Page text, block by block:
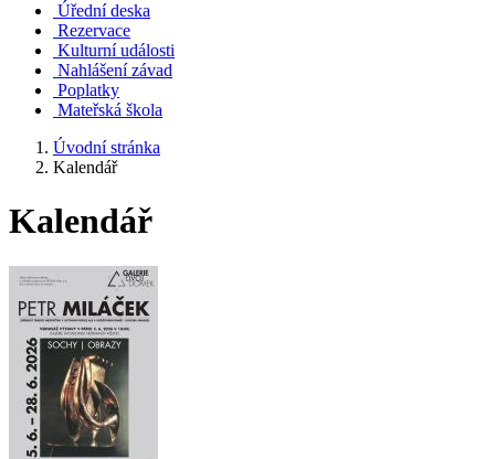
Úřední deska
Rezervace
Kulturní události
Nahlášení závad
Poplatky
Mateřská škola
Úvodní stránka
Kalendář
Kalendář